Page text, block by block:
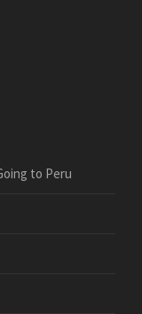
to Peru